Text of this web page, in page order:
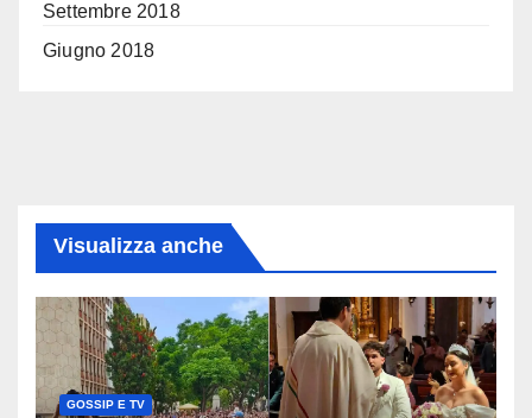
Settembre 2018
Giugno 2018
Visualizza anche
GOSSIP E TV